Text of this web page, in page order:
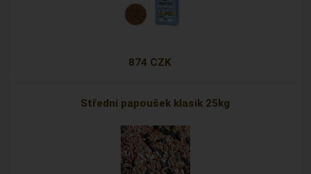
874 CZK
Střední papoušek klasik 25kg